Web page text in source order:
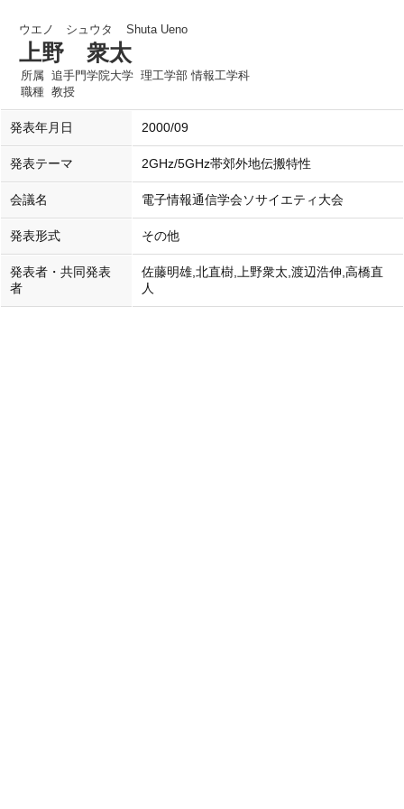
ウエノ シュウタ Shuta Ueno
上野 衆太
所属 追手門学院大学 理工学部 情報工学科
職種 教授
発表年月日 2000/09
発表テーマ 2GHz/5GHz帯郊外地伝搬特性
会議名 電子情報通信学会ソサイエティ大会
発表形式 その他
発表者・共同発表
者
佐藤明雄,北直樹,上野衆太,渡辺浩伸,高橋直
人